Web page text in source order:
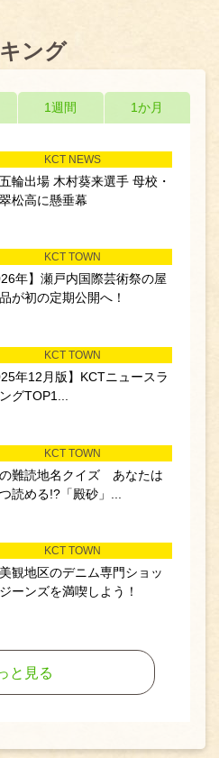
ング
1週間 1か月
KCT NEWS
輪出場 木村葵来選手 母校・
松高に懸垂幕
KCT TOWN
年】瀬戸内国際芸術祭の屋
が初の定期公開へ！
KCT TOWN
年12月版】KCTニュースラ
グTOP1...
KCT TOWN
難読地名クイズ あなたは
読める!?「殿砂」...
KCT TOWN
観地区のデニム専門ショッ
ーンズを満喫しよう！
と見る